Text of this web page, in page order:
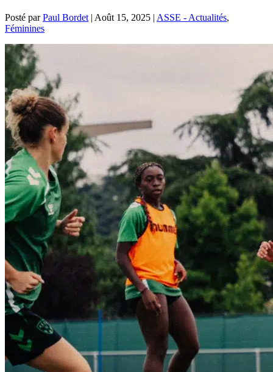
Posté parPaul Bordet | Août 15, 2025 | ASSE - Actualités,
Féminines